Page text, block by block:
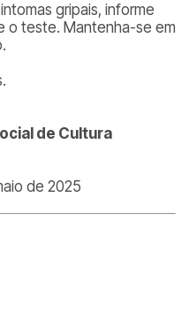
gripais, informe
o teste. Mantenha-se em
de Cultura
de 2025